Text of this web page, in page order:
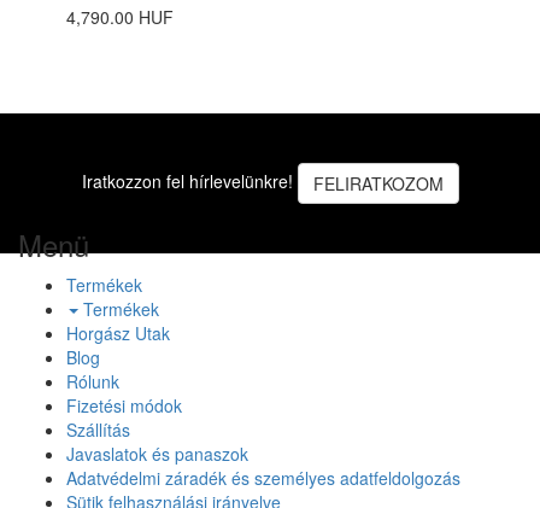
4,790.00 HUF
Iratkozzon fel hírlevelünkre! FELIRATKOZOM
Menü
Termékek
Termékek
Horgász Utak
Blog
Rólunk
Fizetési módok
Szállítás
Javaslatok és panaszok
Adatvédelmi záradék és személyes adatfeldolgozás
Sütik felhasználási irányelve